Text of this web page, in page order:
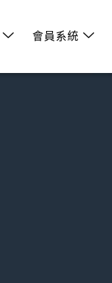
會員系統